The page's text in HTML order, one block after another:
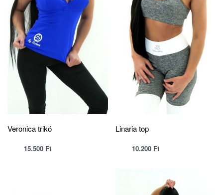
Veronica trikó
15.500 Ft
Linaria top
10.200 Ft